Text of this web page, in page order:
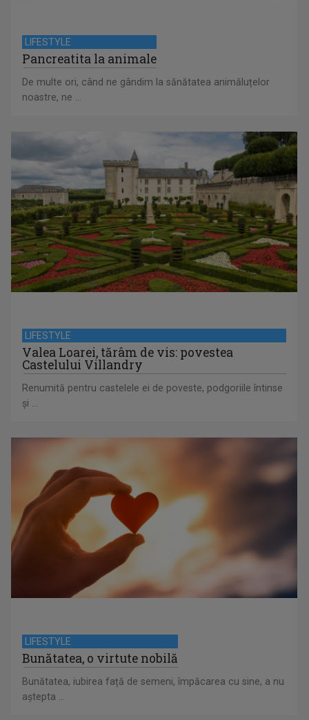
LIFESTYLE
Pancreatita la animale
De multe ori, când ne gândim la sănătatea animăluțelor
noastre, ne ...
LIFESTYLE
Valea Loarei, tărâm de vis: povestea
Castelului Villandry
Renumită pentru castelele ei de poveste, podgoriile întinse
și ...
LIFESTYLE
Bunătatea, o virtute nobilă
Bunătatea, iubirea față de semeni, împăcarea cu sine, a nu
aștepta ...